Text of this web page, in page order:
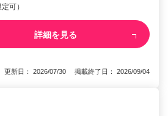
可）
詳細を見る
更新日： 2026/07/30 掲載終了日： 2026/09/04